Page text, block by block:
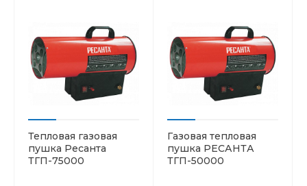
Тепловая газовая
пушка Ресанта
ТГП-75000
Газовая тепловая
пушка РЕСАНТА
ТГП-50000